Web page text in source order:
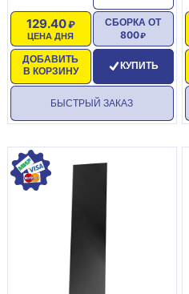
ЦЕНА ДНЯ
129.40
ДОБАВИТЬ
В КОРЗИНУ
СБОРКА ОТ
800
КУПИТЬ
БЫСТРЫЙ ЗАКАЗ